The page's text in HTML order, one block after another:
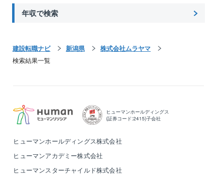
年収で検索
建設転職ナビ 新潟県
株式会社ムラヤマ
検索結果一覧
ヒューマンホールディングス
(証券コード:2415)子会社
ヒューマンホールディングス株式会社
ヒューマンアカデミー株式会社
ヒューマンスターチャイルド株式会社